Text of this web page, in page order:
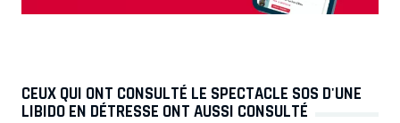
CEUX QUI ONT CONSULTÉ LE SPECTACLE SOS D'UNE
LIBIDO EN DÉTRESSE ONT AUSSI CONSULTÉ